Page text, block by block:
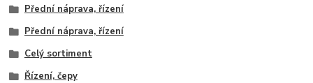
Přední náprava, řízení
Přední náprava, řízení
Celý sortiment
Řízení, čepy